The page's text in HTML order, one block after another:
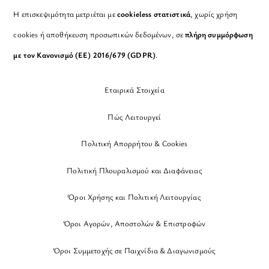
Η επισκεψιμότητα μετριέται μεcookieless στατιστικά, χωρίς χρήση
cookies ή αποθήκευση προσωπικών δεδομένων, σεπλήρη συμμόρφωση
με τον Κανονισμό (ΕΕ) 2016/679 (GDPR).
Εταιρικά Στοιχεία
Πώς Λειτουργεί
Πολιτική Απορρήτου & Cookies
Πολιτική Πλουραλισμού και Διαφάνειας
Όροι Χρήσης και Πολιτική Λειτουργίας
Όροι Αγορών, Αποστολών & Επιστροφών
Όροι Συμμετοχής σε Παιχνίδια & Διαγωνισμούς